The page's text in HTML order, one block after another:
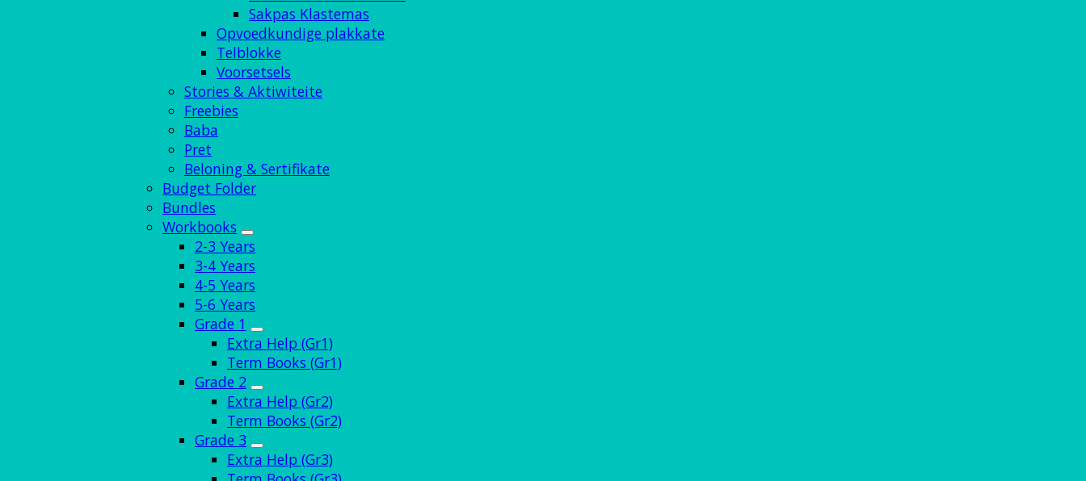
Sakpas Klastemas
Opvoedkundige plakkate
Telblokke
Voorsetsels
Stories & Aktiwiteite
Freebies
Baba
Pret
Beloning & Sertifikate
Budget Folder
Bundles
Workbooks
2-3 Years
3-4 Years
4-5 Years
5-6 Years
Grade 1
Extra Help (Gr1)
Term Books (Gr1)
Grade 2
Extra Help (Gr2)
Term Books (Gr2)
Grade 3
Extra Help (Gr3)